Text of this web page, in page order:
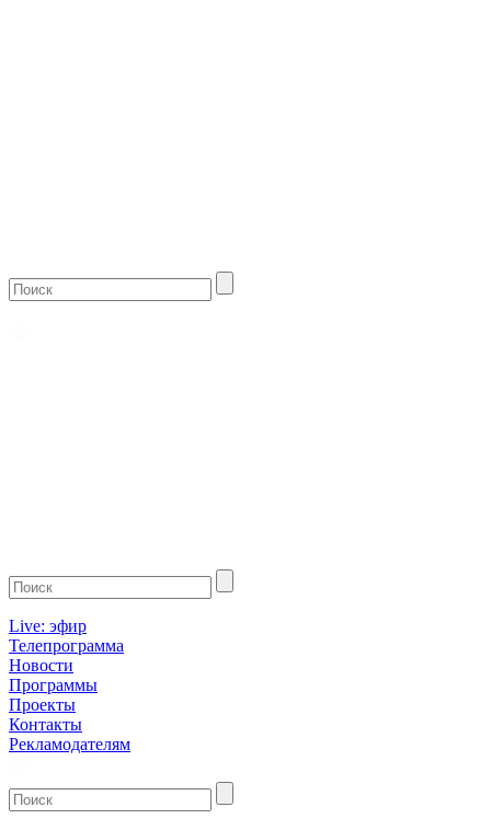
Live: эфир
Телепрограмма
Новости
Программы
Проекты
Контакты
Рекламодателям